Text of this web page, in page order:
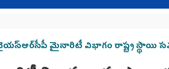
మైనారిటీ విభాగం రాష్ట్ర స్థాయి